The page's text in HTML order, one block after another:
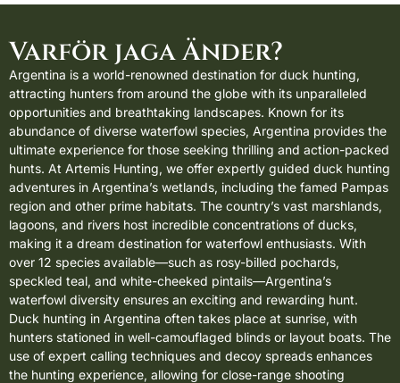
Varför jaga Änder?
Argentina is a world-renowned destination for duck hunting,
attracting hunters from around the globe with its unparalleled
opportunities and breathtaking landscapes. Known for its
abundance of diverse waterfowl species, Argentina provides the
ultimate experience for those seeking thrilling and action-packed
hunts. At Artemis Hunting, we offer expertly guided duck hunting
adventures in Argentina’s wetlands, including the famed Pampas
region and other prime habitats. The country’s vast marshlands,
lagoons, and rivers host incredible concentrations of ducks,
making it a dream destination for waterfowl enthusiasts. With
over 12 species available—such as rosy-billed pochards,
speckled teal, and white-cheeked pintails—Argentina’s
waterfowl diversity ensures an exciting and rewarding hunt.
Duck hunting in Argentina often takes place at sunrise, with
hunters stationed in well-camouflaged blinds or layout boats. The
use of expert calling techniques and decoy spreads enhances
the hunting experience, allowing for close-range shooting